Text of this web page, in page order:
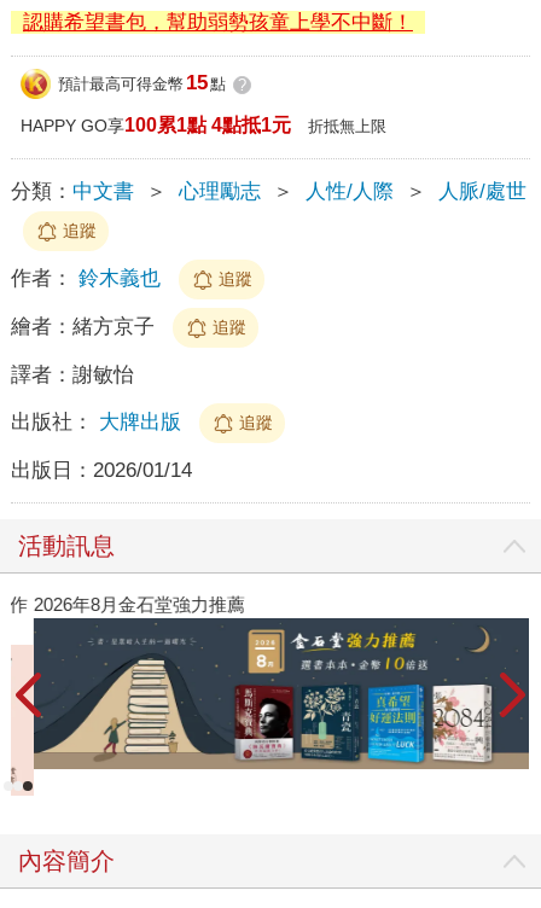
認購希望書包，幫助弱勢孩童上學不中斷！
預計最高可得金幣 15點 ?
HAPPY GO享100累1點 4點抵1元 折抵無上限
分類： 中文書 ＞ 心理勵志 ＞ 人性/人際 ＞ 人脈/處世
追蹤
作者： 鈴木義也 追蹤
繪者： 緒方京子 追蹤
譯者： 謝敏怡
出版社： 大牌出版 追蹤
出版日： 2026/01/14
活動訊息
2026年8月金石堂強力推薦
內容簡介